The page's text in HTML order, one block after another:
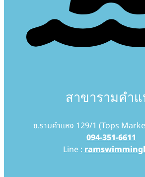
สาขารามคำแ
ซ.รามคำแหง 129/1 (Tops
094-351-6611
Line :